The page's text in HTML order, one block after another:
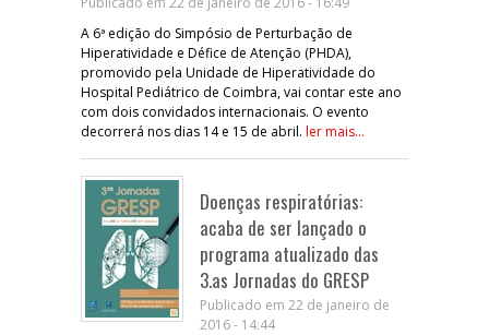
A 6ª edição do Simpósio de Perturbação de
Hiperatividade e Défice de Atenção (PHDA),
promovido pela Unidade de Hiperatividade do
Hospital Pediátrico de Coimbra, vai contar este ano
com dois convidados internacionais. O evento
decorrerá nos dias 14 e 15 de abril. ler mais...
Doenças respiratórias:
acaba de ser lançado o
programa atualizado das
3.as Jornadas do GRESP
Publicado em 22 de janeiro de
2016 - 14:44